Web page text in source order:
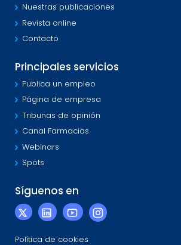
Nuestras publicaciones
Revista online
Contacto
Principales servicios
Publica un empleo
Página de empresa
Tribunas de opinión
Canal Farmacias
Webinars
Spots
Síguenos en
Política de cookies